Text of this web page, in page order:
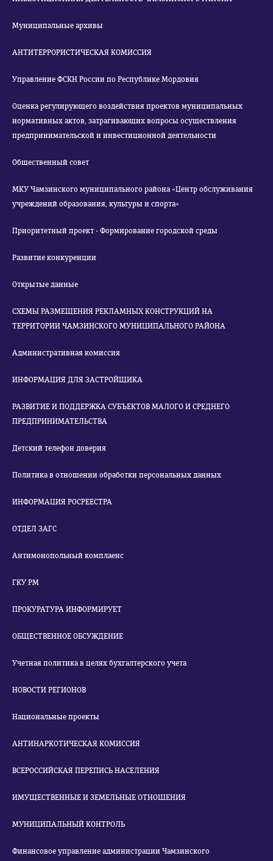
Муниципальные архивы
АНТИТЕРРОРИСТИЧЕСКАЯ КОМИССИЯ
Управление ФСКН России по Республике Мордовия
Оценка регулирующего воздействия проектов муниципальных
нормативных актов, затрагивающих вопросы осуществления
предпринимательской и инвестиционной деятельности
Общественный совет
МКУ Чамзинского муниципального района «Центр обслуживания
учреждений образования, культуры и спорта»
Приоритетный проект - Формирование городской среды
Развитие конкуренции
Открытые данные
СХЕМЫ РАЗМЕЩЕНИЯ РЕКЛАМНЫХ КОНСТРУКЦИЙ НА
ТЕРРИТОРИИ ЧАМЗИНСКОГО МУНИЦИПАЛЬНОГО РАЙОНА
Административная комиссия
ИНФОРМАЦИЯ ДЛЯ ЗАСТРОЙЩИКА
РАЗВИТИЕ И ПОДДЕРЖКА СУБЪЕКТОВ МАЛОГО И СРЕДНЕГО
ПРЕДПРИНИМАТЕЛЬСТВА
Детский телефон доверия
Политика в отношении обработки персональных данных
ИНФОРМАЦИЯ РОСРЕЕСТРА
ОТДЕЛ ЗАГС
Антимонопольный комплаенс
ГКУ РМ
ПРОКУРАТУРА ИНФОРМИРУЕТ
ОБЩЕСТВЕННОЕ ОБСУЖДЕНИЕ
Учетная политика в целях бухгалтерского учета
НОВОСТИ РЕГИОНОВ
Национальные проекты
АНТИНАРКОТИЧЕСКАЯ КОМИССИЯ
ВСЕРОССИЙСКАЯ ПЕРЕПИСЬ НАСЕЛЕНИЯ
ИМУЩЕСТВЕННЫЕ И ЗЕМЕЛЬНЫЕ ОТНОШЕНИЯ
МУНИЦИПАЛЬНЫЙ КОНТРОЛЬ
Финансовое управление администрации Чамзинского